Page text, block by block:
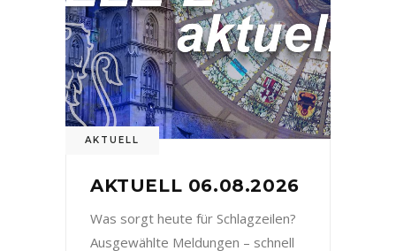
AKTUELL
AKTUELL 06.08.2026
Was sorgt heute für Schlagzeilen?
Ausgewählte Meldungen – schnell